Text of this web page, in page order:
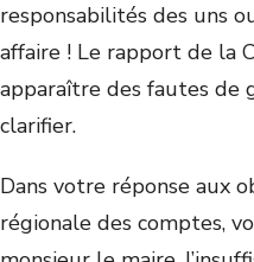
responsabilités des uns
affaire ! Le rapport de la
apparaître des fautes de
clarifier.
Dans votre réponse aux
régionale des comptes,